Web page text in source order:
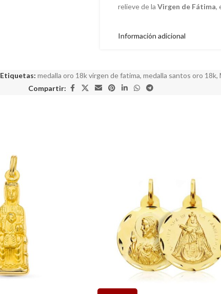
relieve de la Virgen de Fátima,
Información adicional
Etiquetas: medalla oro 18k virgen de fatima, medalla santos oro 18k,
Compartir: